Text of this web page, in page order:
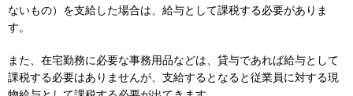
ないもの）を支給した場合は、給与として課税する必要がありま
す。
また、在宅勤務に必要な事務用品などは、貸与であれば給与として
課税する必要はありませんが、支給するとなると従業員に対する現